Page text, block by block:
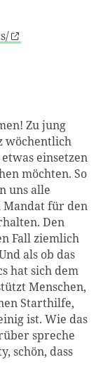
Zu jung
wöchentlich
einsetzen
möchten. So
uns alle
Mandat für den
Den
Fall ziemlich
als ob das
hat sich dem
Menschen,
Starthilfe,
ist. Wie das
spreche
schön, dass